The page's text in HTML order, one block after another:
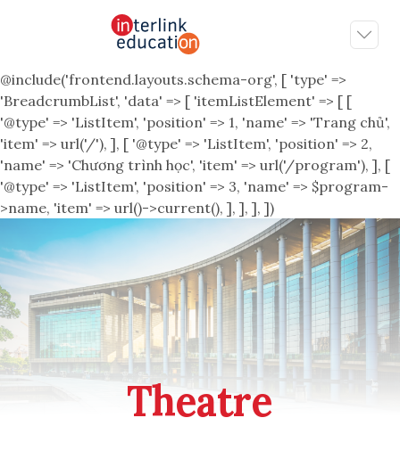
@include('frontend.layouts.schema-org', [ 'type' =>
'BreadcrumbList', 'data' => [ 'itemListElement' => [ [
'@type' => 'ListItem', 'position' => 1, 'name' => 'Trang chủ',
'item' => url('/'), ], [ '@type' => 'ListItem', 'position' => 2,
'name' => 'Chương trình học', 'item' => url('/program'), ], [
'@type' => 'ListItem', 'position' => 3, 'name' => $program-
>name, 'item' => url()->current(), ], ], ], ])
Theatre